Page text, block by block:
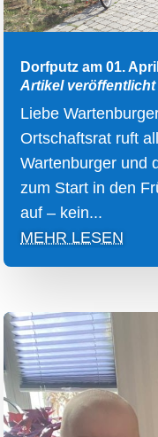
Dorfputz am 01.
Artikel veröffentlicht
Liebe
Ortschaftsrat ruft
Wartenburger und
zum Start in den
auf – kein...
MEHR LESEN